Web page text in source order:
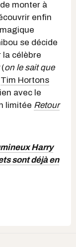
monter à
enfin
se décide
la célèbre
(on le sait que
Tim Hortons
avec le
limitée Retour
Harry
sont déjà en